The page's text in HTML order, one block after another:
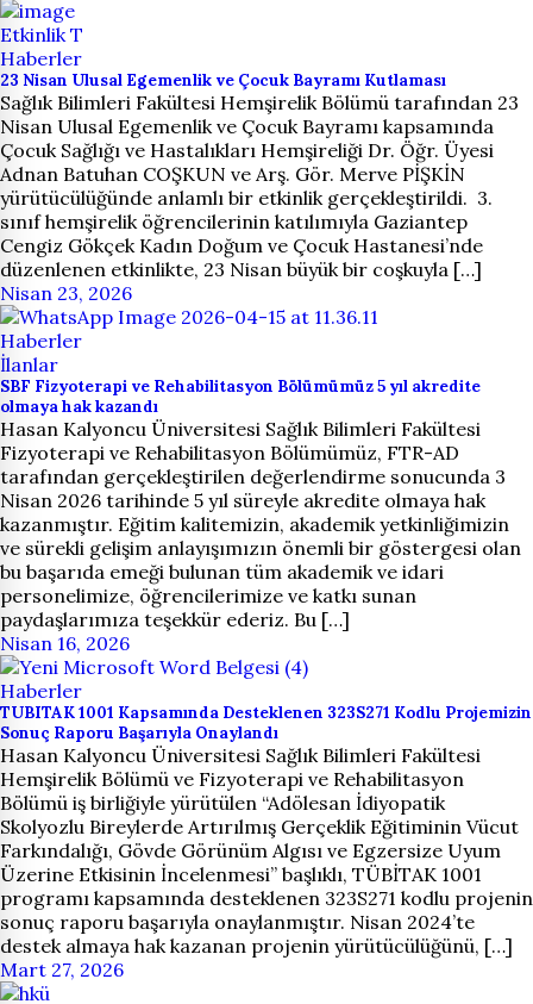
Etkinlik T
Haberler
23 Nisan Ulusal Egemenlik ve Çocuk Bayramı Kutlaması
Sağlık Bilimleri Fakültesi Hemşirelik Bölümü tarafından 23
Nisan Ulusal Egemenlik ve Çocuk Bayramı kapsamında
Çocuk Sağlığı ve Hastalıkları Hemşireliği Dr. Öğr. Üyesi
Adnan Batuhan COŞKUN ve Arş. Gör. Merve PİŞKİN
yürütücülüğünde anlamlı bir etkinlik gerçekleştirildi. 3.
sınıf hemşirelik öğrencilerinin katılımıyla Gaziantep
Cengiz Gökçek Kadın Doğum ve Çocuk Hastanesi’nde
düzenlenen etkinlikte, 23 Nisan büyük bir coşkuyla […]
Nisan 23, 2026
Haberler
İlanlar
SBF Fizyoterapi ve Rehabilitasyon Bölümümüz 5 yıl akredite
olmaya hak kazandı
Hasan Kalyoncu Üniversitesi Sağlık Bilimleri Fakültesi
Fizyoterapi ve Rehabilitasyon Bölümümüz, FTR-AD
tarafından gerçekleştirilen değerlendirme sonucunda 3
Nisan 2026 tarihinde 5 yıl süreyle akredite olmaya hak
kazanmıştır. Eğitim kalitemizin, akademik yetkinliğimizin
ve sürekli gelişim anlayışımızın önemli bir göstergesi olan
bu başarıda emeği bulunan tüm akademik ve idari
personelimize, öğrencilerimize ve katkı sunan
paydaşlarımıza teşekkür ederiz. Bu […]
Nisan 16, 2026
Haberler
TUBITAK 1001 Kapsamında Desteklenen 323S271 Kodlu Projemizin
Sonuç Raporu Başarıyla Onaylandı
Hasan Kalyoncu Üniversitesi Sağlık Bilimleri Fakültesi
Hemşirelik Bölümü ve Fizyoterapi ve Rehabilitasyon
Bölümü iş birliğiyle yürütülen “Adölesan İdiyopatik
Skolyozlu Bireylerde Artırılmış Gerçeklik Eğitiminin Vücut
Farkındalığı, Gövde Görünüm Algısı ve Egzersize Uyum
Üzerine Etkisinin İncelenmesi” başlıklı, TÜBİTAK 1001
programı kapsamında desteklenen 323S271 kodlu projenin
sonuç raporu başarıyla onaylanmıştır. Nisan 2024’te
destek almaya hak kazanan projenin yürütücülüğünü, […]
Mart 27, 2026